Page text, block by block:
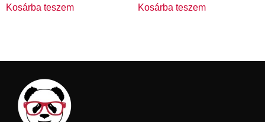
Kosárba teszem Kosárba teszem